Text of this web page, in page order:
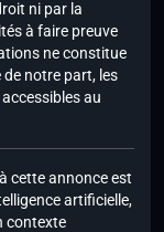
ni par la
à faire preuve
ne constitue
notre part, les
au
cette annonce est
artificielle,
contexte